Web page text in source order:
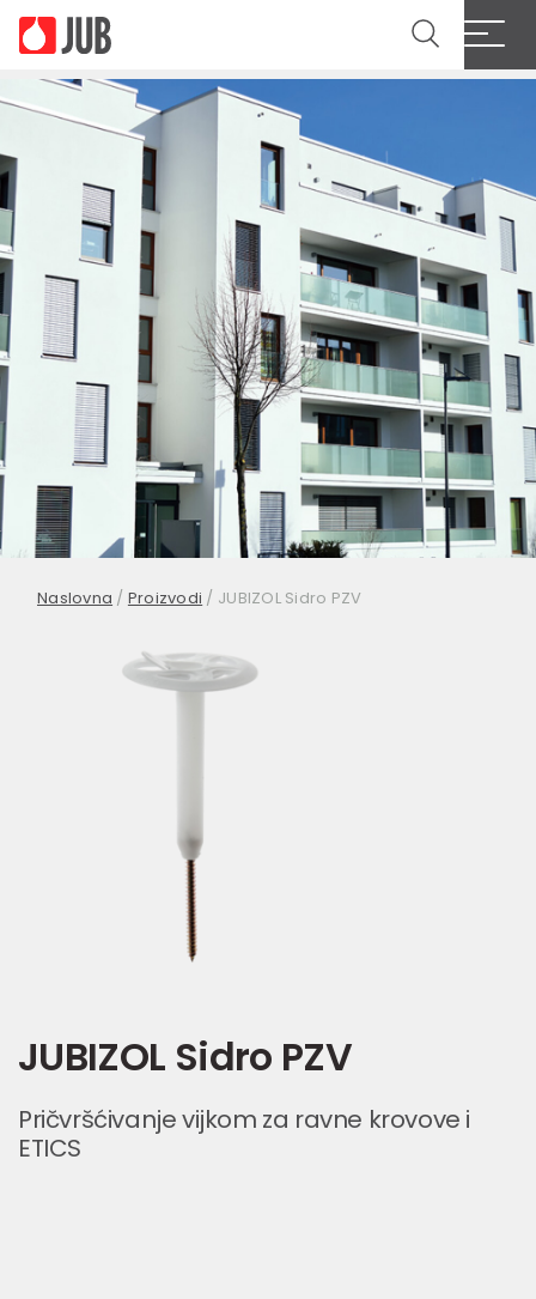
Naslovna / Proizvodi / JUBIZOL Sidro PZV
JUBIZOL Sidro PZV
Pričvršćivanje vijkom za ravne krovove i
ETICS